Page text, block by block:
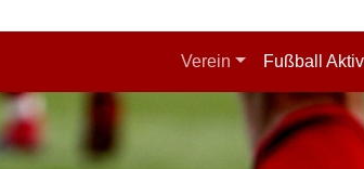
Verein Fußball